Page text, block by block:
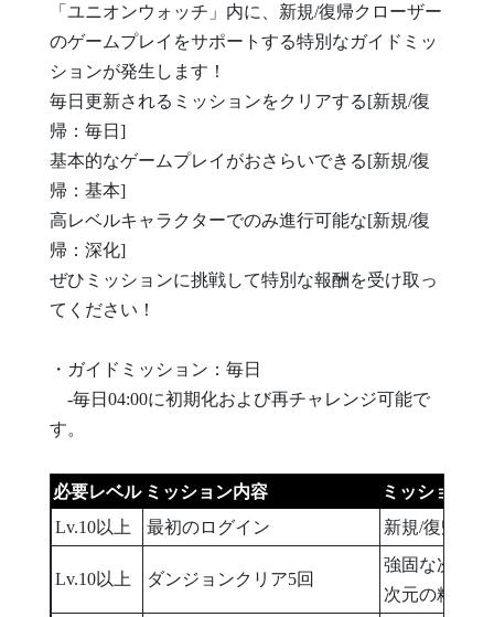
「ユニオンウォッチ」内に、新規/復帰クローザー
のゲームプレイをサポートする特別なガイドミッ
ションが発生します！
毎日更新されるミッションをクリアする[新規/復
帰：毎日]
基本的なゲームプレイがおさらいできる[新規/復
帰：基本]
高レベルキャラクターでのみ進行可能な[新規/復
帰：深化]
ぜひミッションに挑戦して特別な報酬を受け取っ
てください！
・ガイドミッション：毎日
-毎日04:00に初期化および再チャレンジ可能で
す。
必要レベル ミッション内容
ミッションク
Lv.10以上
最初のログイン 新規/復帰デ
Lv.10以上 ダンジョンクリア5回
強固な次元の
次元の精髄×3